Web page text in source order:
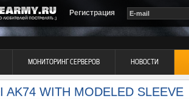
Регистрация
МОНИТОРИНГ СЕРВЕРОВ НОВОСТИ
AK74 WITH MODELED SLEEVE